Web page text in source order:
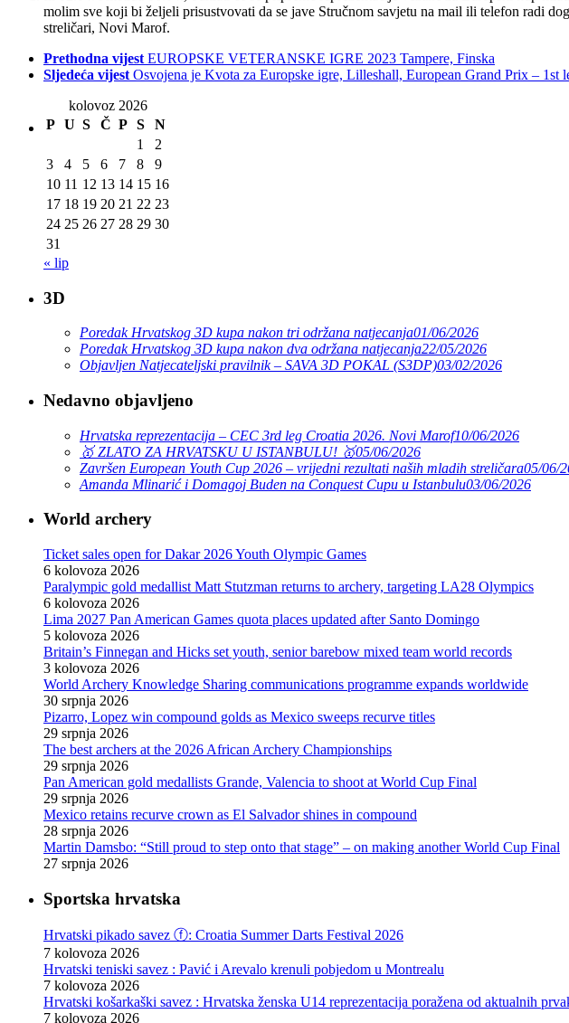
molim sve koji bi željeli prisustvovati da se jave Stručnom savjetu na mail ili telefon radi
streličari, Novi Marof.
Prethodna vijest EUROPSKE VETERANSKE IGRE 2023 Tampere, Finska
Sljedeća vijest Osvojena je Kvota za Europske igre, Lilleshall, European Grand Prix – 1st
kolovoz 2026
P U S Č P S
N
1
2
3
4 5 6 7 8
9
10 11 12 13 14 15 16
17 18 19 20 21 22 23
24 25 26 27 28 29 30
31
« lip
3D
Poredak Hrvatskog 3D kupa nakon tri održana natjecanja01/06/2026
Poredak Hrvatskog 3D kupa nakon dva održana natjecanja22/05/2026
Objavljen Natjecateljski pravilnik – SAVA 3D POKAL (S3DP)03/02/2026
Nedavno objavljeno
Hrvatska reprezentacija – CEC 3rd leg Croatia 2026. Novi Marof10/06/2026
🥇 ZLATO ZA HRVATSKU U ISTANBULU! 🥇05/06/2026
Završen European Youth Cup 2026 – vrijedni rezultati naših mladih streličara05/06/
Amanda Mlinarić i Domagoj Buden na Conquest Cupu u Istanbulu03/06/2026
World archery
Ticket sales open for Dakar 2026 Youth Olympic Games
6 kolovoza 2026
Paralympic gold medallist Matt Stutzman returns to archery, targeting LA28 Olympics
6 kolovoza 2026
Lima 2027 Pan American Games quota places updated after Santo Domingo
5 kolovoza 2026
Britain’s Finnegan and Hicks set youth, senior barebow mixed team world records
3 kolovoza 2026
World Archery Knowledge Sharing communications programme expands worldwide
30 srpnja 2026
Pizarro, Lopez win compound golds as Mexico sweeps recurve titles
29 srpnja 2026
The best archers at the 2026 African Archery Championships
29 srpnja 2026
Pan American gold medallists Grande, Valencia to shoot at World Cup Final
29 srpnja 2026
Mexico retains recurve crown as El Salvador shines in compound
28 srpnja 2026
Martin Damsbo: “Still proud to step onto that stage” – on making another World Cup Final
27 srpnja 2026
Sportska hrvatska
Hrvatski pikado savez ⓕ: Croatia Summer Darts Festival 2026
7 kolovoza 2026
Hrvatski teniski savez : Pavić i Arevalo krenuli pobjedom u Montrealu
7 kolovoza 2026
Hrvatski košarkaški savez : Hrvatska ženska U14 reprezentacija poražena od aktualnih
7 kolovoza 2026